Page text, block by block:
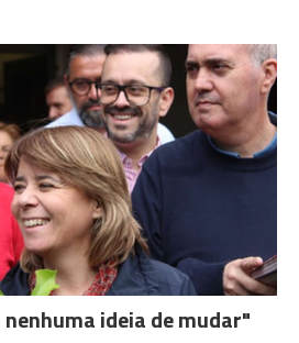
ideia de mudar"